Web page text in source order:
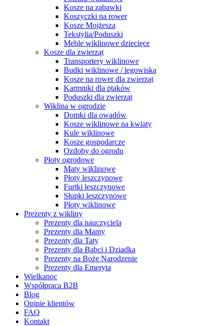
Kosze na zabawki
Koszyczki na rower
Kosze Mojżesza
Tekstylia/Poduszki
Meble wiklinowe dziecięce
Kosze dla zwierząt
Transportery wiklinowe
Budki wiklinowe / legowiska
Kosze na rower dla zwierząt
Karmniki dla ptaków
Poduszki dla zwierząt
Wiklina w ogrodzie
Domki dla owadów
Kosze wiklinowe na kwiaty
Kule wiklinowe
Kosze gospodarcze
Ozdoby do ogrodu
Płoty ogrodowe
Maty wiklinowe
Płoty leszczynowe
Furtki leszczynowe
Słupki leszczynowe
Płoty wiklinowe
Prezenty z wikliny
Prezenty dla nauczyciela
Prezenty dla Mamy
Prezenty dla Taty
Prezenty dla Babci i Dziadka
Prezenty na Boże Narodzenie
Prezenty dla Emeryta
Wielkanoc
Współpraca B2B
Blog
Opinie klientów
FAQ
Kontakt